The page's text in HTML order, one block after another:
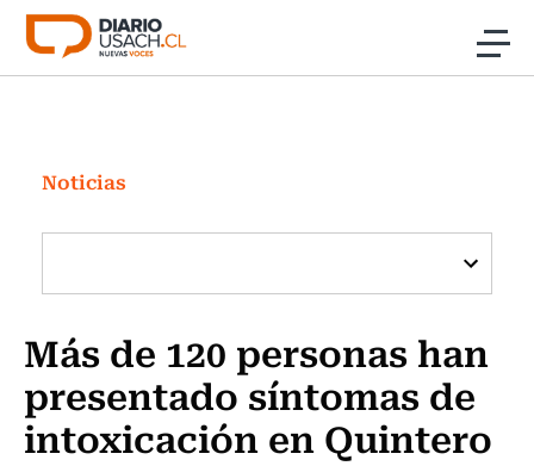
Click acá para ir directamente al contenido
Investigación
Cultura
Programas Radio y TV Usach
Noticias
Más de 120 personas han
presentado síntomas de
intoxicación en Quintero